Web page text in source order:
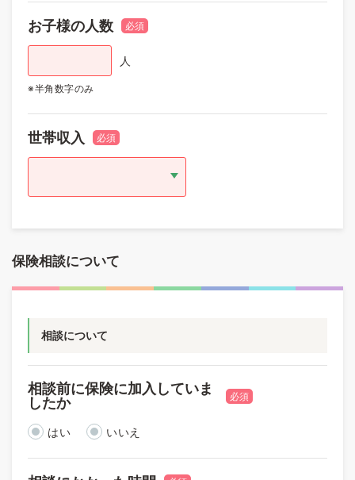
お子様の人数 必須
人
※半角数字のみ
世帯収入 必須
保険相談について
相談について
相談前に保険に加入していま
したか
必須
はい いいえ